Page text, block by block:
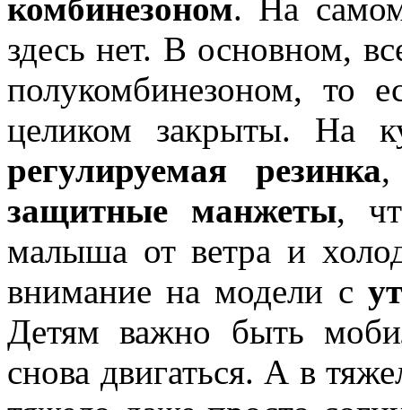
комбинезоном. На
здесь нет. В основном,
полукомбинезоном, то
целиком закрыты. На
регулируемая резинка,
защитные манжеты,
малыша от ветра и
внимание на модели с
Детям важно быть
снова двигаться. А в